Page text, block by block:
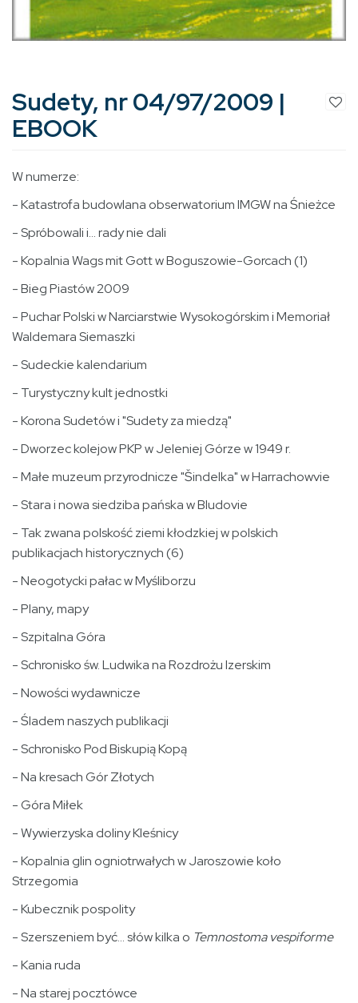
Sudety, nr 04/97/2009 |
EBOOK
W numerze:
- Katastrofa budowlana obserwatorium IMGW na Śnieżce
- Spróbowali i... rady nie dali
- Kopalnia Wags mit Gott w Boguszowie-Gorcach (1)
- Bieg Piastów 2009
- Puchar Polski w Narciarstwie Wysokogórskim i Memoriał
Waldemara Siemaszki
- Sudeckie kalendarium
- Turystyczny kult jednostki
- Korona Sudetów i "Sudety za miedzą"
- Dworzec kolejow PKP w Jeleniej Górze w 1949 r.
- Małe muzeum przyrodnicze "Šindelka" w Harrachowvie
- Stara i nowa siedziba pańska w Bludovie
- Tak zwana polskość ziemi kłodzkiej w polskich
publikacjach historycznych (6)
- Neogotycki pałac w Myśliborzu
- Plany, mapy
- Szpitalna Góra
- Schronisko św. Ludwika na Rozdrożu Izerskim
- Nowości wydawnicze
- Śladem naszych publikacji
- Schronisko Pod Biskupią Kopą
- Na kresach Gór Złotych
- Góra Miłek
- Wywierzyska doliny Kleśnicy
- Kopalnia glin ogniotrwałych w Jaroszowie koło
Strzegomia
- Kubecznik pospolity
- Szerszeniem być... słów kilka o Temnostoma vespiforme
- Kania ruda
- Na starej pocztówce